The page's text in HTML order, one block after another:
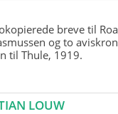
breve til
og to
til Thule, 1919.
LOUW